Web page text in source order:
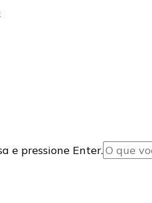
e pressione Enter.